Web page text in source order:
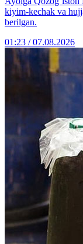
kiyim-kechak va
berilgan.
01:23 / 07.08.2026